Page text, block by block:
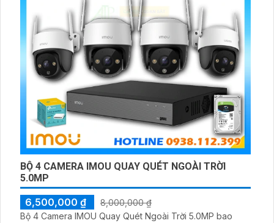
BỘ 4 CAMERA IMOU QUAY QUÉT NGOÀI TRỜI
5.0MP
6,500,000 ₫
8,000,000 ₫
Bộ 4 Camera IMOU Quay Quét Ngoài Trời 5.0MP bao